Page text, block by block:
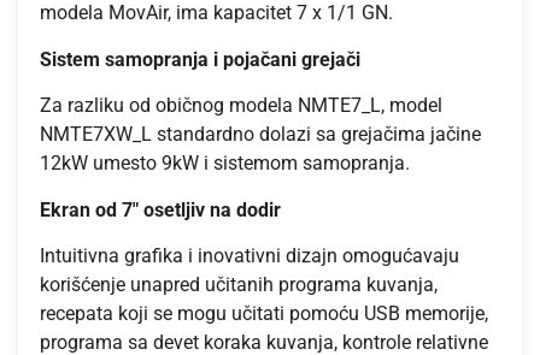
modela MovAir, ima kapacitet 7 x 1/1 GN.
Sistem samopranja i pojačani grejači
Za razliku od običnog modela NMTE7_L, model
NMTE7XW_L standardno dolazi sa grejačima jačine
12kW umesto 9kW i sistemom samopranja.
Ekran od 7″ osetljiv na dodir
Intuitivna grafika i inovativni dizajn omogućavaju
korišćenje unapred učitanih programa kuvanja,
recepata koji se mogu učitati pomoću USB memorije,
programa sa devet koraka kuvanja, kontrole relativne